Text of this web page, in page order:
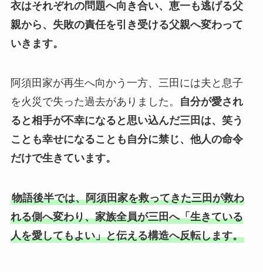
衣はそれぞれの問題へ向き合い、恵一も逃げる父
親から、失敗の責任を引き受ける父親へ変わって
いきます。
阿須田家が再生へ向かう一方、三田には夫と息子
を火災で失った過去がありました。
自分が愛され
ると相手が不幸になると思い込んだ三田は、笑う
ことも幸せになることも自分に禁じ、他人の命令
だけで生きています。
物語後半では、阿須田家を救ってきた三田が救わ
れる側へ変わり、家族全員が三田へ「生きている
人を愛してもよい」と伝える構造へ反転します。